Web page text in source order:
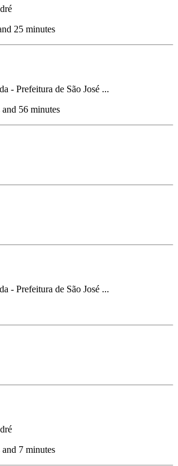
25 minutes
- Prefeitura de São José ...
56 minutes
- Prefeitura de São José ...
7 minutes